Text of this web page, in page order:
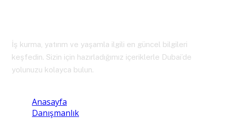
İş kurma, yatırım ve yaşamla ilgili en güncel bilgileri
keşfedin. Sizin için hazırladığımız içeriklerle Dubai’de
yolunuzu kolayca bulun.
Anasayfa
Danışmanlık